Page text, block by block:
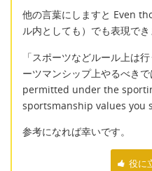
他の言葉にしますと Even
ル内としても）でも表現でき
「スポーツなどルール上は
ーツマンシップ上やるべき
permitted under the
sportsmanship values you
参考になれば幸いです。
役に